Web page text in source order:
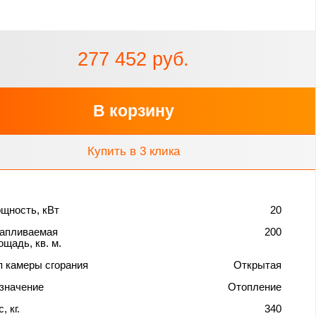
277 452 руб.
В корзину
Купить в 3 клика
кВт
20
кв. м.
200
камеры сгорания
Открытая
Отопление
кг.
340